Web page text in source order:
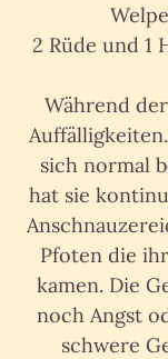
2 Rüde und 1
Während
sich normal
hat sie
Pfoten die
kamen. Die
noch Angst
schwere